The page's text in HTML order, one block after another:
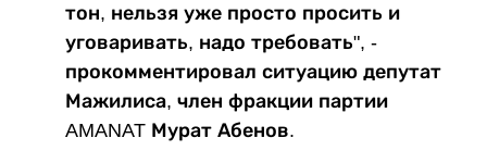
тон, нельзя уже просто просить и
уговаривать, надо требовать", -
прокомментировал ситуацию депутат
Мажилиса, член фракции партии
AMANAT Мурат Абенов.